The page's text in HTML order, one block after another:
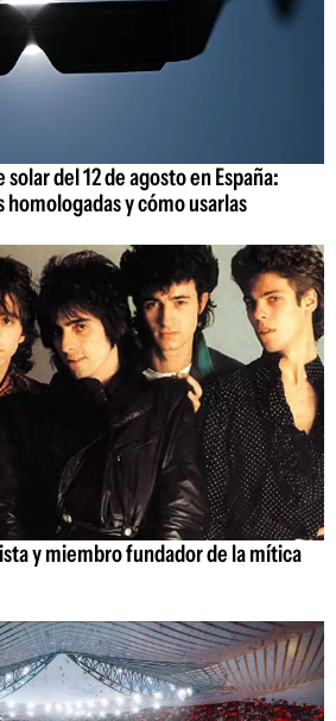
del 12 de agosto en España:
y cómo usarlas
y miembro fundador de la mítica